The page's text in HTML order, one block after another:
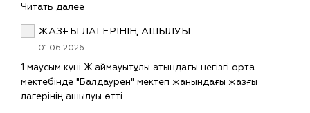
Читать далее
ЖАЗҒЫ ЛАГЕРІНІҢ АШЫЛУЫ
01.06.2026
1 маусым күні Ж.аймауытұлы атындағы негізгі орта
мектебінде "Балдаурен" мектеп жанындағы жазғы
лагерінің ашылуы өтті.